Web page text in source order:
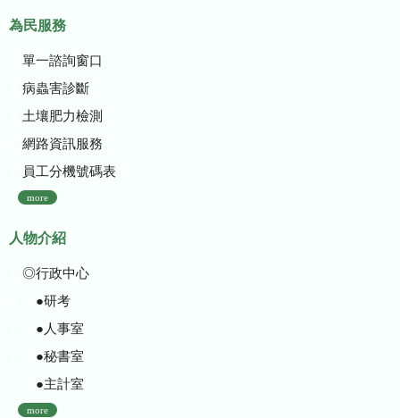
為民服務
單一諮詢窗口
病蟲害診斷
土壤肥力檢測
網路資訊服務
員工分機號碼表
more
人物介紹
◎行政中心
●研考
●人事室
●秘書室
●主計室
more